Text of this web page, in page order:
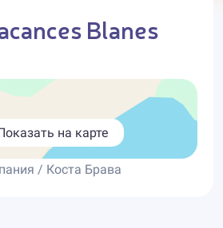
Blanes
на карте
/ Коста Брава